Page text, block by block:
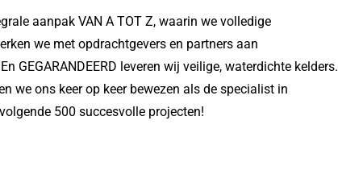
aanpak VAN A TOT Z, waarin we volledige
we met opdrachtgevers en partners aan
leveren wij veilige, waterdichte kelders.
we ons keer op keer bewezen als de specialist in
500 succesvolle projecten!